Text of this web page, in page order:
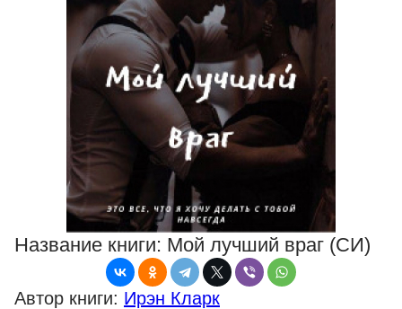
Название книги: Мой лучший враг (СИ)
Автор книги: Ирэн Кларк